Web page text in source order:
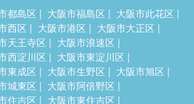
都島区 大阪市福島区
大阪市此花区
西区
大阪市港区
大阪市大正区
天王寺区
大阪市浪速区
西淀川区
大阪市東淀川区
東成区
大阪市生野区
大阪市旭区
城東区
大阪市阿倍野区
住吉区
大阪市東住吉区